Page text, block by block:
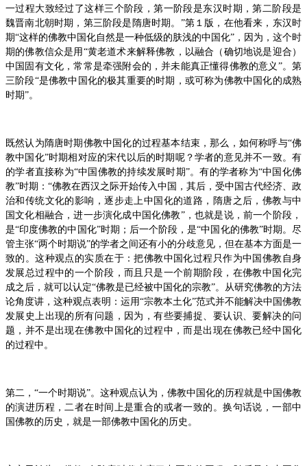
一过程大致经过了这样三个阶段，第一阶段是东汉时期，第二阶段是
魏晋南北朝时期，第三阶段是隋唐时期。”第１版，在他看来，东汉时
期“这样的佛教中国化自然是一种低级的肤浅的中国化”，因为，这个时
期的佛教信众是用“黄老道术来解释佛教，以融合（确切地说是迎合）
中国固有文化，常常是牵强附会的，并未能真正懂得佛教的意义”。第
三阶段“是佛教中国化的极其重要的时期，或可称为佛教中国化的成熟
时期”。
既然认为隋唐时期佛教中国化的过程基本结束，那么，如何称呼与“佛
教中国化”时期相对应的宋代以后的时期呢？学者的意见并不一致。有
的学者直接称为“中国佛教的持续发展时期”。有的学者称为“中国化佛
教”时期：“佛教在西汉之际开始传入中国，其后，受中国古代经济、政
治和传统文化的影响，逐步走上中国化的道路，隋唐之后，佛教与中
国文化相融合，进一步演化成中国化佛教”，也就是说，前一个阶段，
是“印度佛教的中国化”时期；后一个阶段，是“中国化的佛教”时期。尽
管主张“两个时期说”的学者之间还有小的分歧意见，但在基本方面是一
致的。这种观点的实质在于：把佛教中国化过程只作为中国佛教自身
发展总过程中的一个阶段，而且只是一个前期阶段，在佛教中国化完
成之后，就可以认定“佛教是已经被中国化的宗教”。从研究佛教的方法
论角度讲，这种观点表明：运用“宗教本土化”范式并不能解决中国佛教
发展史上出现的所有问题，因为，有些要捕捉、要认识、要解决的问
题，并不是出现在佛教中国化的过程中，而是出现在佛教已经中国化
的过程中。
第二，“一个时期说”。这种观点认为，佛教中国化的历程就是中国佛教
的演进历程，二者在时间上是重合的或者一致的。换句话说，一部中
国佛教的历史，就是一部佛教中国化的历史。